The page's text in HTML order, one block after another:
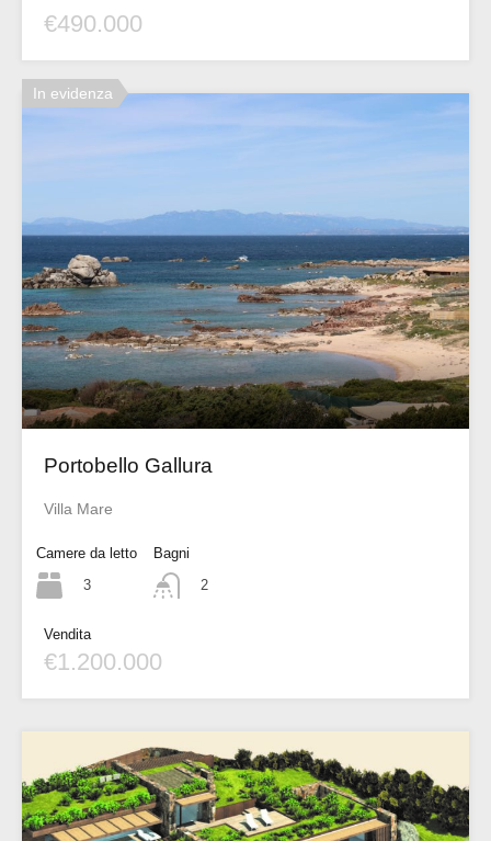
€490.000
In evidenza
Portobello Gallura
Villa Mare
Camere da letto
3
Bagni
2
Vendita
€1.200.000